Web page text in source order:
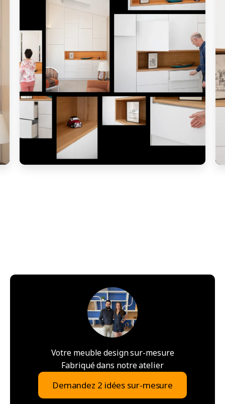
Votre meuble design sur-mesure
Fabriqué dans notre atelier
Demandez 2 idées sur-mesure